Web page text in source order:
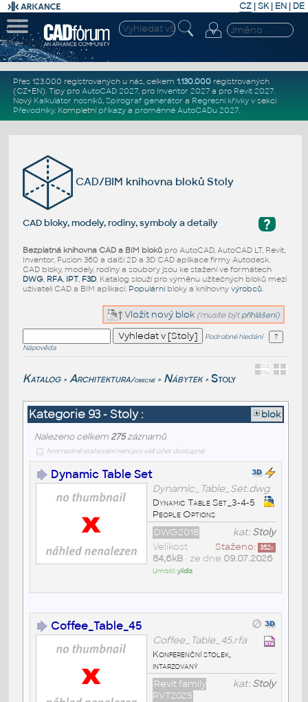
CZ | SK| EN | DE
Přes 123.000 registrovaných u nás, celkem 1.130.000registrovaných
(CZ+EN). Tipy pro AutoCAD 2027, pro Inventor 2027a pro Revit 2027.
Nový Kalkulátor nosníků, Spirograf generátor a Regresní křivkyv sekci
Převodníky. Kompletní příkazya proměnné AutoCADu 2027.
CAD/BIM knihovna bloků Stoly
?
CAD bloky, modely, rodiny, symboly a detaily
Bezplatná knihovna CAD a BIM blokůpro AutoCAD, AutoCAD LT, Revit,
Inventor, Fusion 360 a další 2D a 3D CAD aplikace firmy Autodesk.
CAD bloky, modely, rodiny a soubory jsou ke stažení ve formátech
DWG, RFA, IPT, F3D. Katalog slouží pro výměnu užitečných bloků mezi
uživateli CAD a BIM aplikací. Populárníbloky a knihovny výrobců.
Vložit nový blok (musíte být přihlášeni)
Podrobné hledání
Nápověda
Katalog > Architektura/obecné > Nábytek > Stoly
Kategorie 93 - Stoly : blok
Nalezeno celkem 275záznamů
hromadné stahování není pro váš účet dostupné
Dynamic Table Set
Dynamic_Table_Set.dwg
Dynamic Table Set_3-4-5
People Options
kat:Stoly
DWG2018
Staženo: 352x
Velikost
84,6kB• ze dne 09.07.2026
Umístil:yildiz
Coffee_Table_45
Coffee_Table_45.rfa
Konferenční stolek,
intarzovaný
kat:Stoly
Revit family
RVT2025